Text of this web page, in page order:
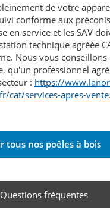
de votre
conforme aux
en service et les SAV
technique agréée
Nous vous
qu'un professionnel
: https://
cat/services-apres-vente.
tous nos poêles à bois
Questions fréquentes